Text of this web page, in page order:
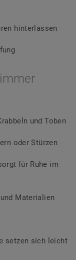
hinterlassen
und Toben
oder Stürzen
für Ruhe im
Materialien
setzen sich leicht